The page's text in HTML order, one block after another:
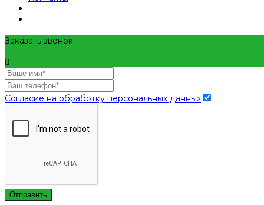
Заказать звонок
Согласие на обработку персональных данных
Отправить